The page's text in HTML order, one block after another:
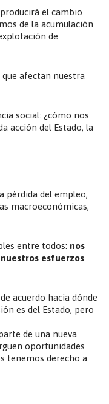
el cambio
de la acumulación
de
afectan nuestra
social: ¿cómo nos
acción del Estado, la
pérdida del empleo,
macroeconómicas,
entre todos: nos
esfuerzos
acuerdo hacia dónde
es del Estado, pero
de una nueva
oportunidades
tenemos derecho a